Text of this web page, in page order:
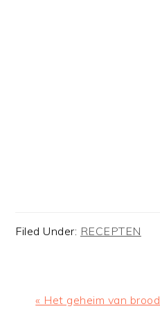
Filed Under: RECEPTEN
Previous
« Het geheim van